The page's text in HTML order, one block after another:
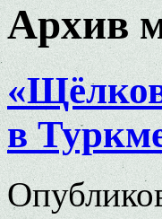
Архив
в